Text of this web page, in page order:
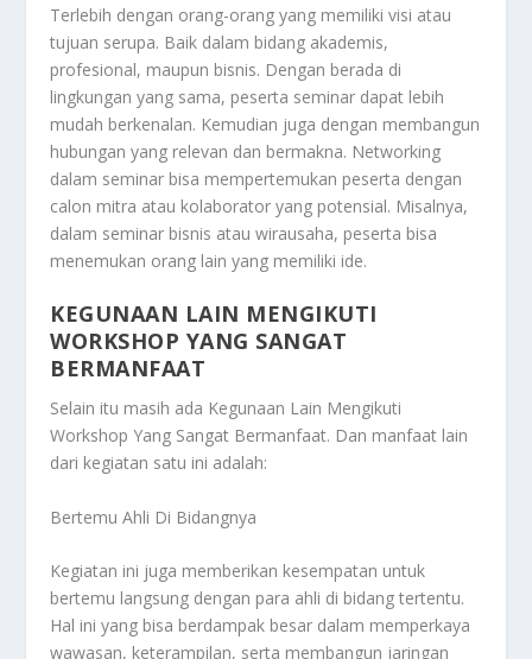
Terlebih dengan orang-orang yang memiliki visi atau
tujuan serupa. Baik dalam bidang akademis,
profesional, maupun bisnis. Dengan berada di
lingkungan yang sama, peserta seminar dapat lebih
mudah berkenalan. Kemudian juga dengan membangun
hubungan yang relevan dan bermakna. Networking
dalam seminar bisa mempertemukan peserta dengan
calon mitra atau kolaborator yang potensial. Misalnya,
dalam seminar bisnis atau wirausaha, peserta bisa
menemukan orang lain yang memiliki ide.
KEGUNAAN LAIN MENGIKUTI
WORKSHOP YANG SANGAT
BERMANFAAT
Selain itu masih ada Kegunaan Lain Mengikuti
Workshop Yang Sangat Bermanfaat. Dan manfaat lain
dari kegiatan satu ini adalah:
Bertemu Ahli Di Bidangnya
Kegiatan ini juga memberikan kesempatan untuk
bertemu langsung dengan para ahli di bidang tertentu.
Hal ini yang bisa berdampak besar dalam memperkaya
wawasan, keterampilan, serta membangun jaringan